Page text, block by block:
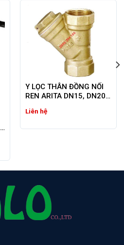
Y LỌC THÂN ĐỒNG NỐI
REN ARITA DN15, DN20,
Liên hệ